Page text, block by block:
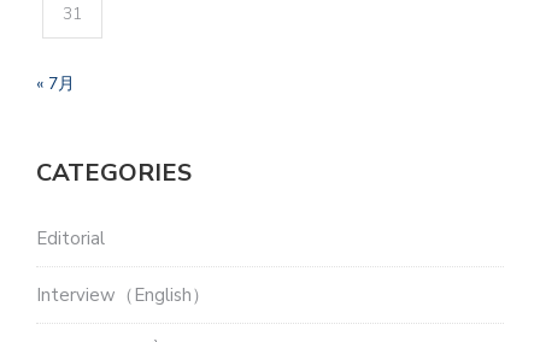
31
« 7月
CATEGORIES
Editorial
Interview（English）